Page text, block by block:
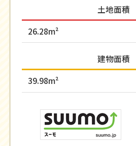
土地面積
26.28m²
建物面積
39.98m²